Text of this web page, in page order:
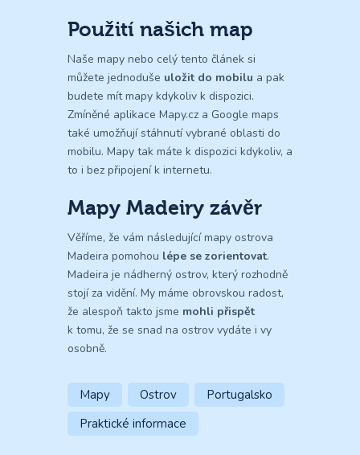
Použití našich map
Naše mapy nebo celý tento článek si
můžete jednoduše uložit do mobilu a pak
budete mít mapy kdykoliv k dispozici.
Zmíněné aplikace Mapy.cz a Google maps
také umožňují stáhnutí vybrané oblasti do
mobilu. Mapy tak máte k dispozici kdykoliv, a
to i bez připojení k internetu.
Mapy Madeiry závěr
Věříme, že vám následující mapy ostrova
Madeira pomohou lépe se zorientovat.
Madeira je nádherný ostrov, který rozhodně
stojí za vidění. My máme obrovskou radost,
že alespoň takto jsme mohli přispět
k tomu, že se snad na ostrov vydáte i vy
osobně.
Mapy Ostrov
Portugalsko
Praktické informace